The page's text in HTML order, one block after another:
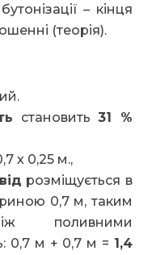
– кінця
(теорія).
становить31 %
х 0,25 м.,
розміщується в
0,7 м, таким
поливними
0,7 м + 0,7 м = 1,4